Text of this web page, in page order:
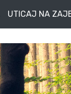
UTICAJ NA